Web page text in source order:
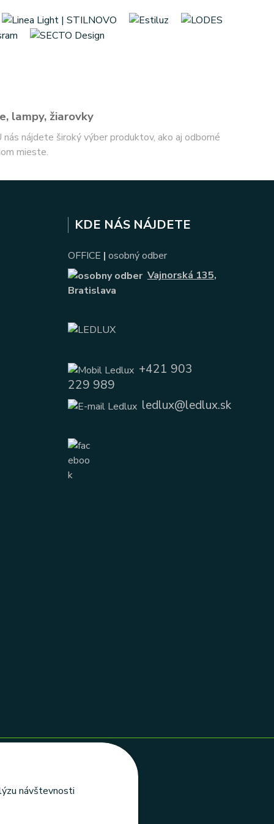
lampy, žiarovky
nájdete široký výber produktov, ako aj odborné
mieste.
KDE NÁS NÁJDETE
OFFICE | osobný odber
Vajnorská 135,
Bratislava
+421 903
229 989
ledlux@ledlux.sk
návštevnosti